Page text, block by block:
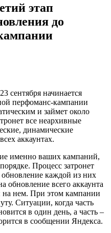
этап
до
сентября начинается
перфоманс-кампании
и займет около
все неархивные
динамические
аккаунтах.
именно ваших кампаний,
Процесс затронет
обновление каждой из них
обновление всего аккаунта
на нем. При этом кампании
Ситуации, когда часть
в один день, а часть –
в сообщении Яндекса.